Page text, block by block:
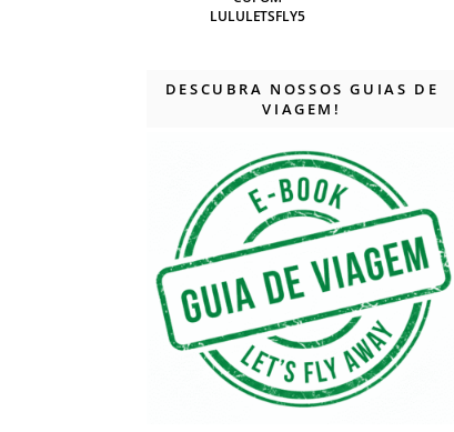
LULULETSFLY5
DESCUBRA NOSSOS GUIAS DE
VIAGEM!